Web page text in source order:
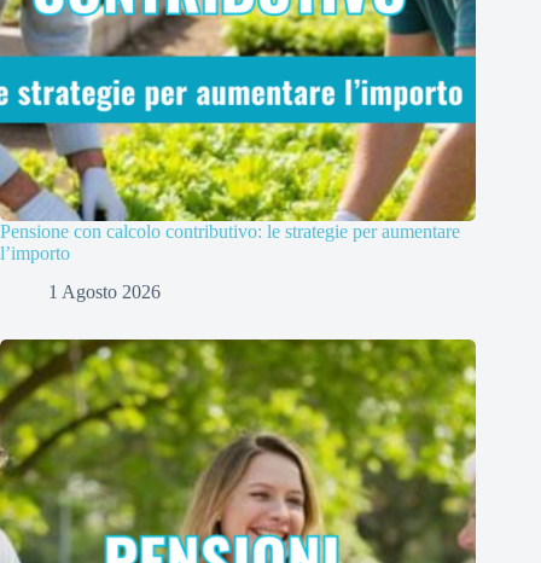
Pensione con calcolo contributivo: le strategie per aumentare
l’importo
1 Agosto 2026